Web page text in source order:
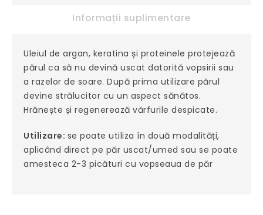
Informații suplimentare
Uleiul de argan, keratina și proteinele protejează
părul ca să nu devină uscat datorită vopsirii sau
a razelor de soare. După prima utilizare părul
devine strălucitor cu un aspect sănătos.
Hrănește și regenerează vărfurile despicate.
Utilizare: se poate utiliza în două modalități,
aplicând direct pe păr uscat/umed sau se poate
amesteca 2-3 picături cu vopseaua de păr